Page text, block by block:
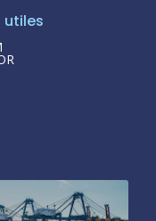
utiles